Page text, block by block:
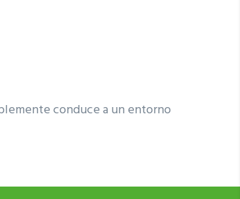
conduce a un entorno